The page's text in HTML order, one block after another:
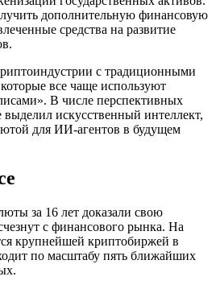
дополнительную финансовую
средства на развитие
с традиционными
все чаще используют
В числе перспективных
искусственный интеллект,
для ИИ-агентов в будущем
за 16 лет доказали свою
с финансового рынка. На
крупнейшей криптобиржей в
по масштабу пять ближайших